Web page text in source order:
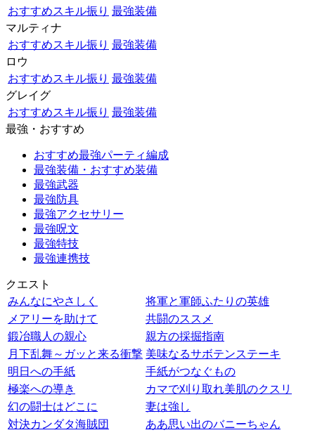
おすすめスキル振り 最強装備
マルティナ
おすすめスキル振り 最強装備
ロウ
おすすめスキル振り 最強装備
グレイグ
おすすめスキル振り 最強装備
最強・おすすめ
おすすめ最強パーティ編成
最強装備・おすすめ装備
最強武器
最強防具
最強アクセサリー
最強呪文
最強特技
最強連携技
クエスト
みんなにやさしく
将軍と軍師ふたりの英雄
メアリーを助けて
共闘のススメ
鍛冶職人の親心
親方の採掘指南
月下乱舞～ガッと来る衝撃 美味なるサボテンステーキ
明日への手紙
手紙がつなぐもの
極楽への導き
カマで刈り取れ美肌のクスリ
幻の闘士はどこに
妻は強し
対決カンダタ海賊団
ああ思い出のバニーちゃん